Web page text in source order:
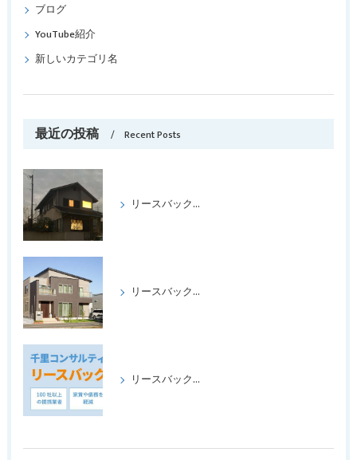
ブログ
YouTube紹介
新しいカテゴリ名
最近の投稿 Recent Posts
リースバックをして喜ばれたケース パートⅢ
リースバックをして、喜ばれたケース、パートⅡ
リースバックの成功事例パート1